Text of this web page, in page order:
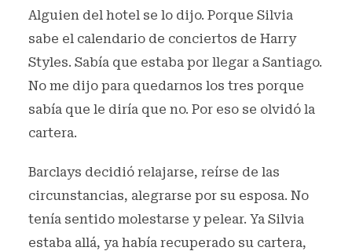
Alguien del hotel se lo dijo. Porque Silvia
sabe el calendario de conciertos de Harry
Styles. Sabía que estaba por llegar a Santiago.
No me dijo para quedarnos los tres porque
sabía que le diría que no. Por eso se olvidó la
cartera.
Barclays decidió relajarse, reírse de las
circunstancias, alegrarse por su esposa. No
tenía sentido molestarse y pelear. Ya Silvia
estaba allá, ya había recuperado su cartera,